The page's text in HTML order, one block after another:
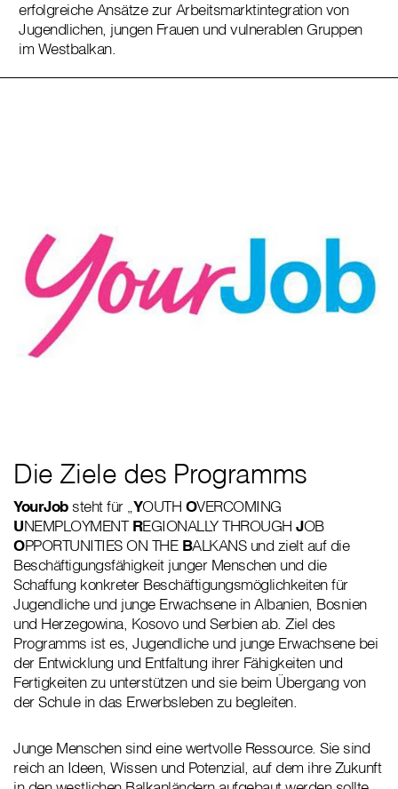
erfolgreiche Ansätze zur Arbeitsmarktintegration von
Jugendlichen, jungen Frauen und vulnerablen Gruppen
im Westbalkan.
Die Ziele des Programms
YourJobsteht für „ YOUTH OVERCOMING
UNEMPLOYMENTREGIONALLY THROUGH JOB
OPPORTUNITIES ON THE BALKANS und zielt auf die
Beschäftigungsfähigkeit junger Menschen und die
Schaffung konkreter Beschäftigungsmöglichkeiten für
Jugendliche und junge Erwachsene in Albanien, Bosnien
und Herzegowina, Kosovo und Serbien ab. Ziel des
Programms ist es, Jugendliche und junge Erwachsene bei
der Entwicklung und Entfaltung ihrer Fähigkeiten und
Fertigkeiten zu unterstützen und sie beim Übergang von
der Schule in das Erwerbsleben zu begleiten.
Junge Menschen sind eine wertvolle Ressource. Sie sind
reich an Ideen, Wissen und Potenzial, auf dem ihre Zukunft